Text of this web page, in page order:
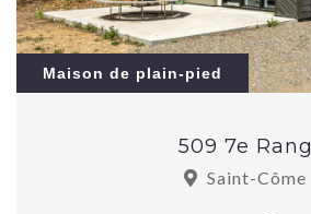
Maison de plain-pied
509 7e Rang
Saint-Côme